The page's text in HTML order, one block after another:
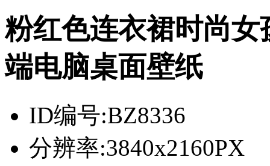
粉红色连衣裙时尚
端电脑桌面壁纸
ID编号:BZ8336
分辨率:3840x2160PX